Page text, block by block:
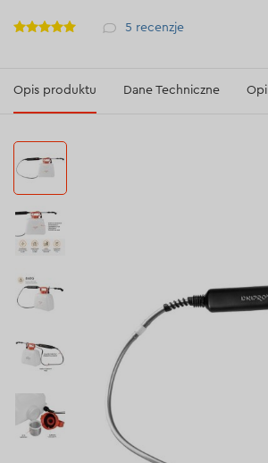
Рейтинг 5 recenzje
Opis produktu Dane Techniczne